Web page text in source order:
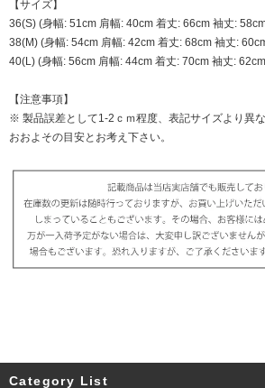
【サイズ】
36(S) (身幅: 51cm 肩幅: 40cm 着丈: 66cm 袖丈:
38(M) (身幅: 54cm 肩幅: 42cm 着丈: 68cm 袖丈:
40(L) (身幅: 56cm 肩幅: 44cm 着丈: 70cm 袖丈:
【注意事項】
※ 製品誤差として1-2ｃｍ程度、表記サイズより異な
おおよその目安とお考え下さい。
Category List